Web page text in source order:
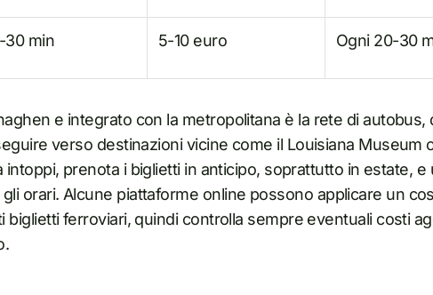
30 min 5-10 euro Ogni 20-30
e integrato con la metropolitana è la rete di autobus,
verso destinazioni vicine come il Louisiana Museum
prenota i biglietti in anticipo, soprattutto in estate, e
orari. Alcune piattaforme online possono applicare un
biglietti ferroviari, quindi controlla sempre eventuali costi